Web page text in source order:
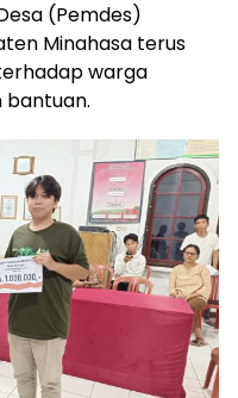
(Pemdes)
Minahasa terus
warga
bantuan.